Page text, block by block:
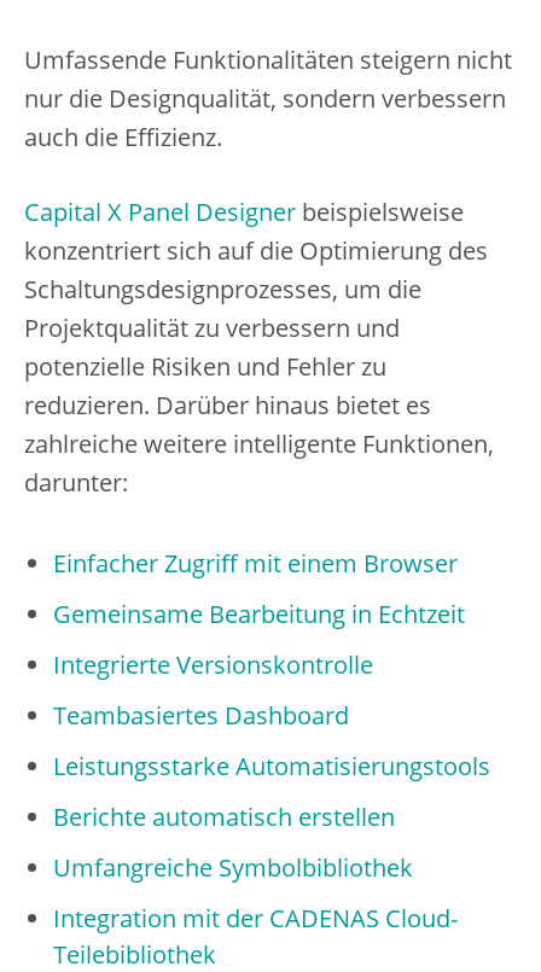
Umfassende Funktionalitäten steigern nicht
nur die Designqualität, sondern verbessern
auch die Effizienz.
Capital X Panel Designer beispielsweise
konzentriert sich auf die Optimierung des
Schaltungsdesignprozesses, um die
Projektqualität zu verbessern und
potenzielle Risiken und Fehler zu
reduzieren. Darüber hinaus bietet es
zahlreiche weitere intelligente Funktionen,
darunter:
Einfacher Zugriff mit einem Browser
Gemeinsame Bearbeitung in Echtzeit
Integrierte Versionskontrolle
Teambasiertes Dashboard
Leistungsstarke Automatisierungstools
Berichte automatisch erstellen
Umfangreiche Symbolbibliothek
Integration mit der CADENAS Cloud-
Teilebibliothek